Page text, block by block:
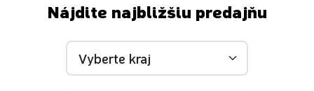
Nájdite najbližšiu predajňu